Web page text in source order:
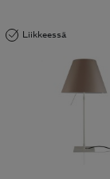
Liikkeessä